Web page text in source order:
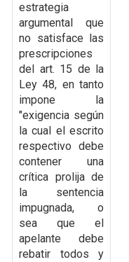
estrategia
argumental que
no satisface las
prescripciones
del art. 15 de la
Ley 48, en tanto
impone la
"exigencia según
la cual el escrito
respectivo debe
contener una
crítica prolija de
la sentencia
impugnada, o
sea que el
apelante debe
rebatir todos y